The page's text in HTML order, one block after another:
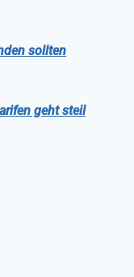
sollten
geht steil